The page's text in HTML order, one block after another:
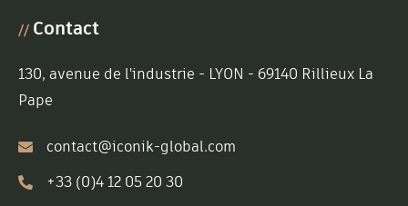
// Contact
130, avenue de l'industrie - LYON - 69140 Rillieux La
Pape
contact@iconik-global.com
+33 (0)4 12 05 20 30